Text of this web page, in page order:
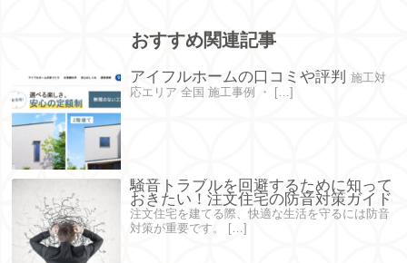
おすすめ関連記事
アイフルホームの口コミや評判
施工対
応エリア 全国 施工事例 ・ […]
騒音トラブルを回避するために知って
おきたい！注文住宅の防音対策ガイド
注文住宅を建てる際、快適な生活を守るには防音
対策が重要です。 […]